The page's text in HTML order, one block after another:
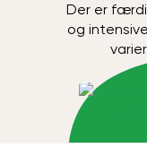
Der er
og